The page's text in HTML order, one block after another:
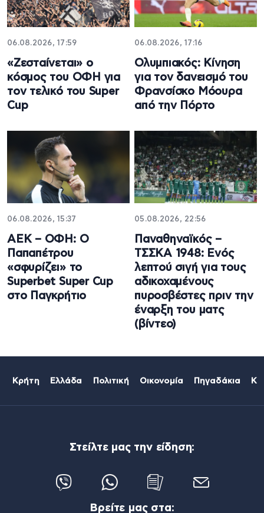
06.08.2026, 17:59
«Ζεσταίνεται» ο
κόσμος του ΟΦΗ για
τον τελικό του Super
Cup
06.08.2026, 17:16
Ολυμπιακός: Κίνηση
για τον δανεισμό του
Φρανσίσκο Μόουρα
από την Πόρτο
06.08.2026, 15:37
ΑΕΚ – ΟΦΗ: Ο
Παπαπέτρου
«σφυρίζει» το
Superbet Super Cup
στο Παγκρήτιο
05.08.2026, 22:56
Παναθηναϊκός –
ΤΣΣΚΑ 1948: Ενός
λεπτού σιγή για τους
αδικοχαμένους
πυροσβέστες πριν την
έναρξη του ματς
(βίντεο)
Κρήτη Ελλάδα Πολιτική Οικονομία Πηγαδάκια
Στείλτε μας την είδηση:
Βρείτε μας στα: